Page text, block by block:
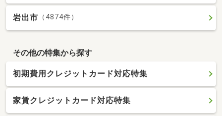
岩出市 （4874件）
その他の特集から探す
初期費用クレジットカード対応特集
家賃クレジットカード対応特集